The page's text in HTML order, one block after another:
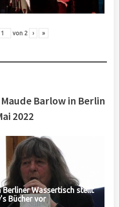
von 2 › »
Barlow in Berlin
2022
Wassertisch stellt
Bücher vor